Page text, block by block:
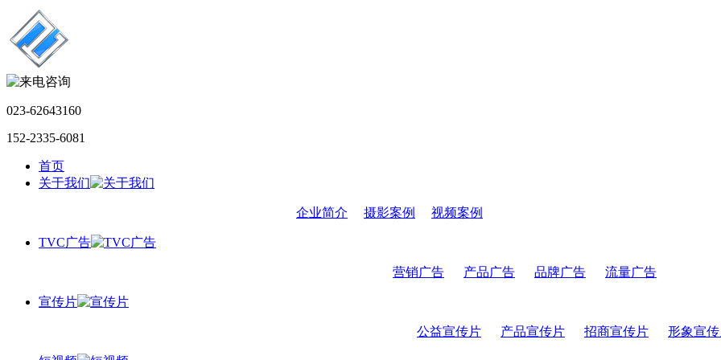
023-62643160
152-2335-6081
首页
关于我们
企业简介 摄影案例 视频案例
TVC广告
营销广告 产品广告 品牌广告 流量广告
宣传片
公益宣传片 产品宣传片 招商宣传片 形象宣